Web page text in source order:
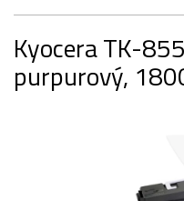
Kyocera TK-
purpurový,